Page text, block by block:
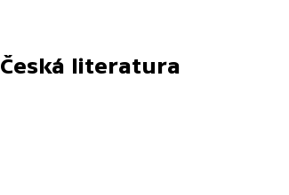
Česká literatura